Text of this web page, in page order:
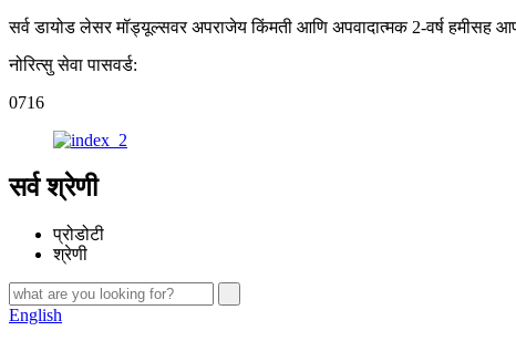
सर्व डायोड लेसर मॉड्यूल्सवर अपराजेय किंमती आणि अपवादात्मक 2-वर्ष हमीसह
नोरित्सु सेवा पासवर्ड:
0716
सर्व श्रेणी
प्रोडोटी
श्रेणी
English